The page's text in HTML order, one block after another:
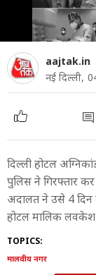
aajtak.in
नई दिल्ली,
दिल्ली होटल
पुलिस ने गिरफ्तार
अदालत ने उसे 4
होटल मालिक लवकेश
TOPICS:
मालवीय नगर